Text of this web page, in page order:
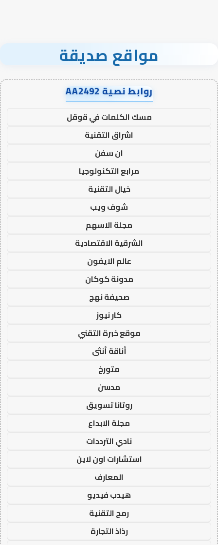
مواقع صديقة
روابط نصية AA2492
مسك الكلمات في قوقل
اشراق التقنية
ان سفن
مرابع التكنولوجيا
خيال التقنية
شوف ويب
مجلة الاسهم
الشرقية الاقتصادية
عالم الايفون
مدونة كوكان
صحيفة نهج
كار نيوز
موقع خبرة التقني
أناقة أنثى
متورخ
مدسن
روتانا تسويق
مجلة الابداع
نادي الترددات
استشارات اون لاين
المعارف
هيدب فيديو
رمح التقنية
رذاذ التجارة